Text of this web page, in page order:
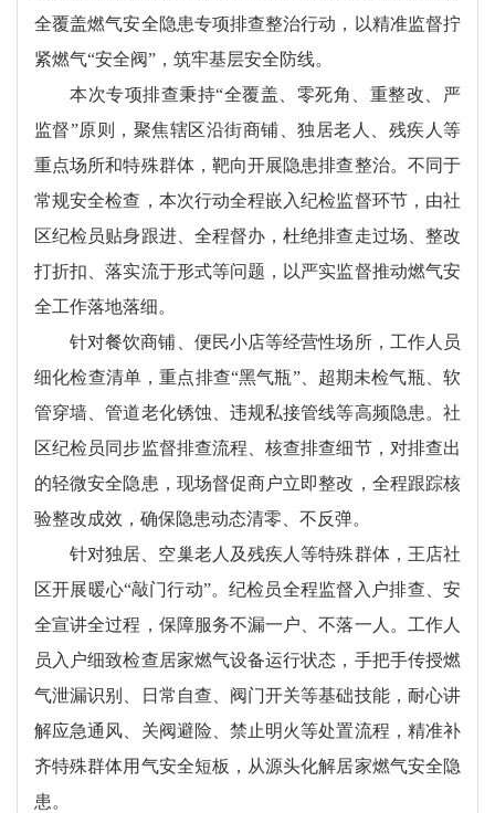
全覆盖燃气安全隐患专项排查整治行动，以精准监督拧
紧燃气“安全阀”，筑牢基层安全防线。
本次专项排查秉持“全覆盖、零死角、重整改、严
监督”原则，聚焦辖区沿街商铺、独居老人、残疾人等
重点场所和特殊群体，靶向开展隐患排查整治。不同于
常规安全检查，本次行动全程嵌入纪检监督环节，由社
区纪检员贴身跟进、全程督办，杜绝排查走过场、整改
打折扣、落实流于形式等问题，以严实监督推动燃气安
全工作落地落细。
针对餐饮商铺、便民小店等经营性场所，工作人员
细化检查清单，重点排查“黑气瓶”、超期未检气瓶、软
管穿墙、管道老化锈蚀、违规私接管线等高频隐患。社
区纪检员同步监督排查流程、核查排查细节，对排查出
的轻微安全隐患，现场督促商户立即整改，全程跟踪核
验整改成效，确保隐患动态清零、不反弹。
针对独居、空巢老人及残疾人等特殊群体，王店社
区开展暖心“敲门行动”。纪检员全程监督入户排查、安
全宣讲全过程，保障服务不漏一户、不落一人。工作人
员入户细致检查居家燃气设备运行状态，手把手传授燃
气泄漏识别、日常自查、阀门开关等基础技能，耐心讲
解应急通风、关阀避险、禁止明火等处置流程，精准补
齐特殊群体用气安全短板，从源头化解居家燃气安全隐
患。